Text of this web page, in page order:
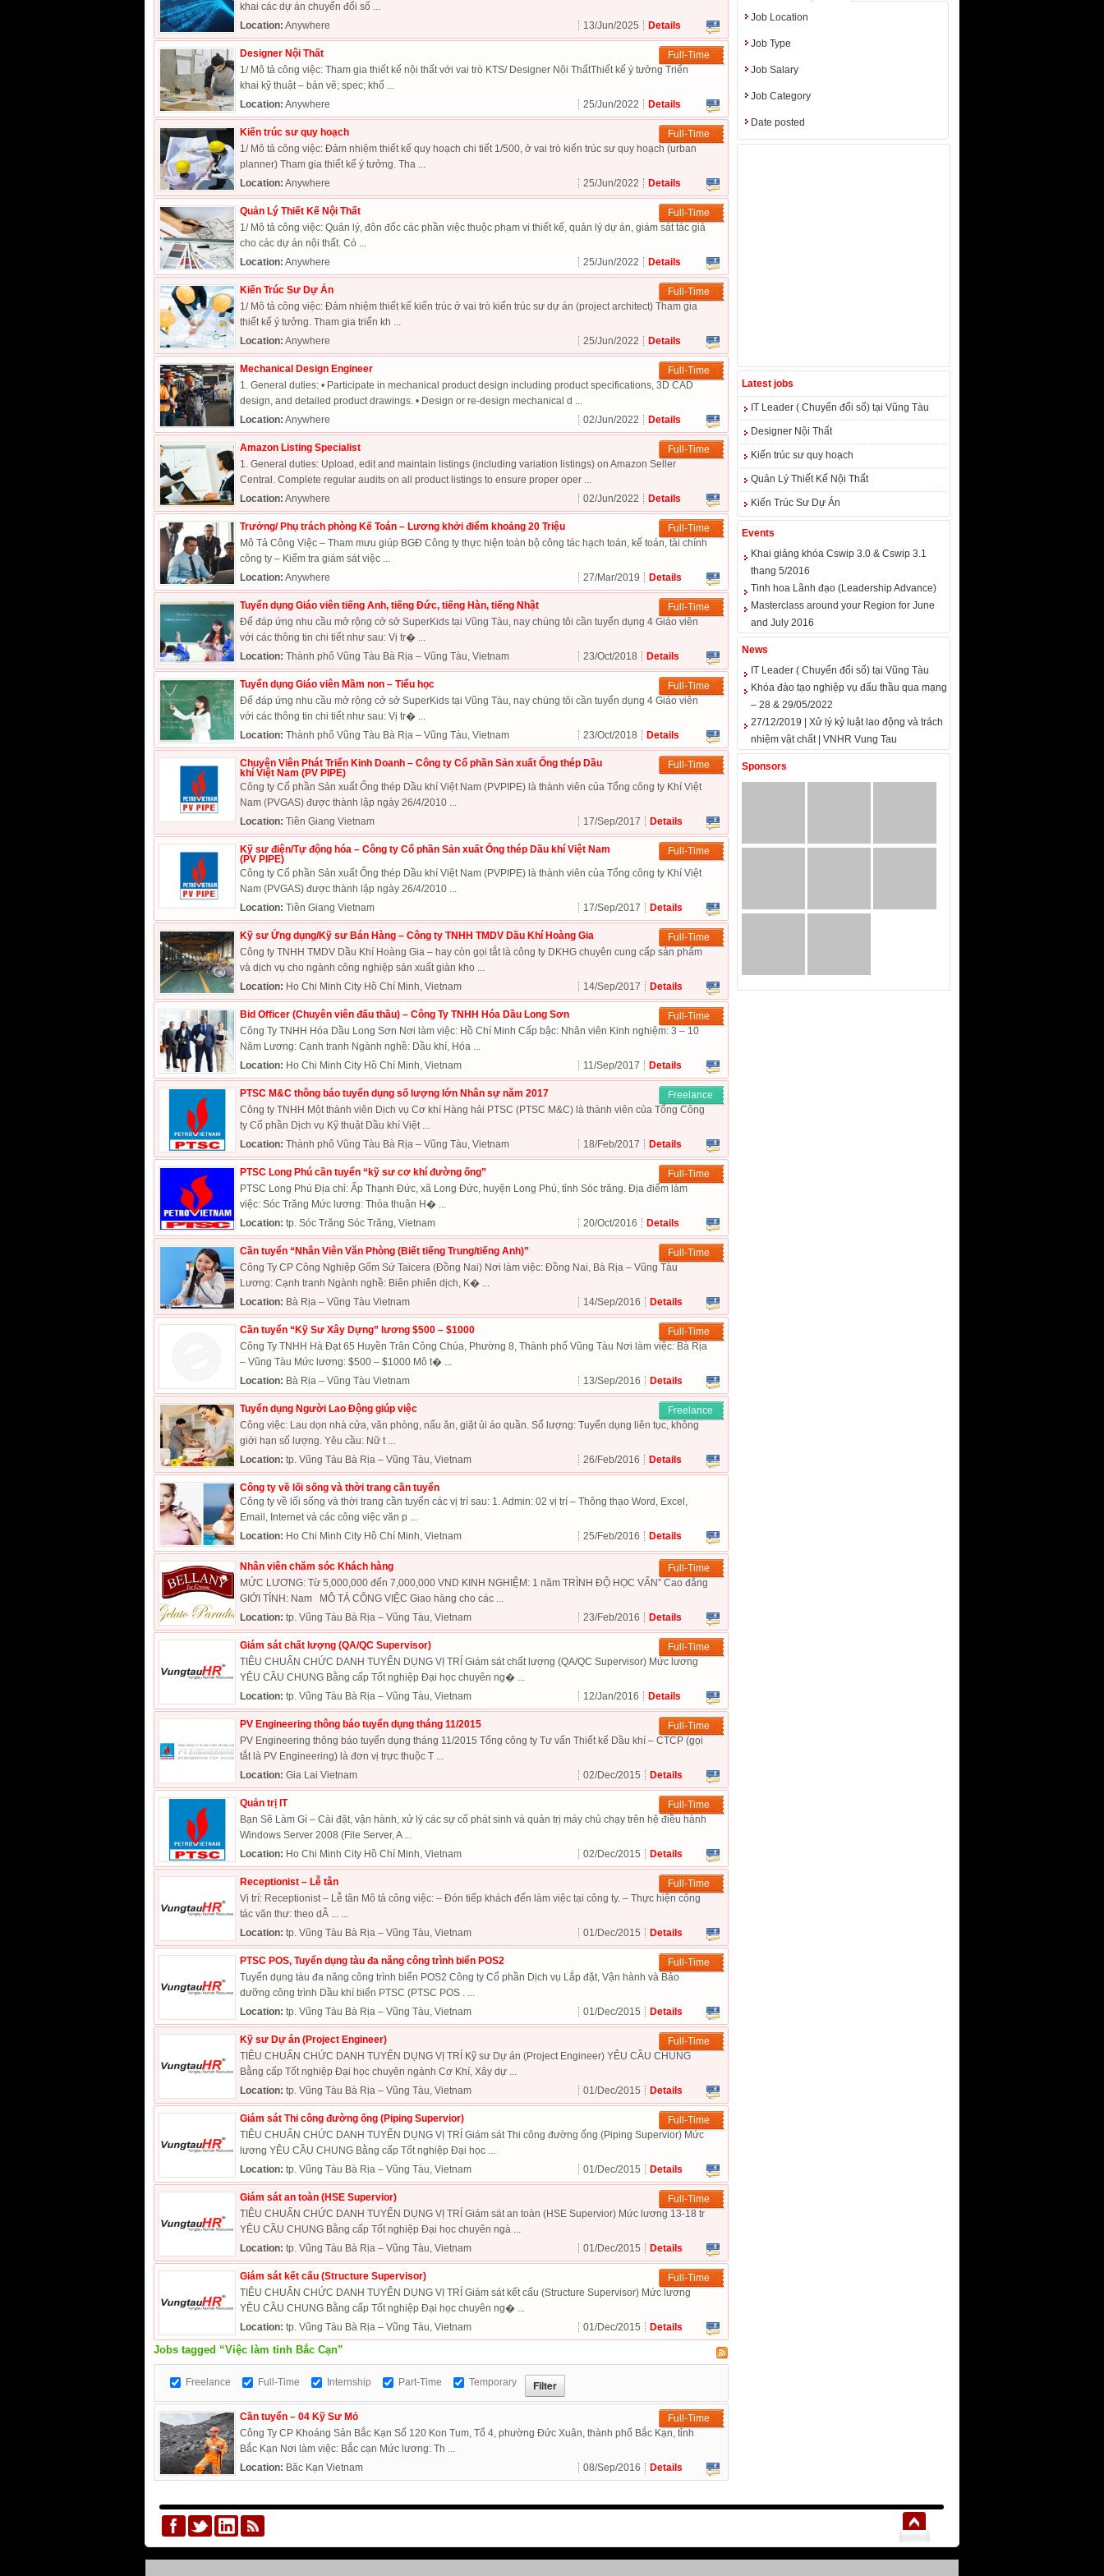
khai các dự án chuyển đổi số ...
Location: Anywhere 13/Jun/2025 Details
Designer Nội Thất
Full-Time
1/ Mô tả công việc: Tham gia thiết kế nội thất với vai trò KTS/ Designer Nội ThấtThiết kế ý tưởng Triển
khai kỹ thuật – bản vẽ; spec; khố ...
Location: Anywhere 25/Jun/2022 Details
Kiến trúc sư quy hoạch
Full-Time
1/ Mô tả công việc: Đảm nhiệm thiết kế quy hoạch chi tiết 1/500, ở vai trò kiến trúc sư quy hoạch (urban
planner) Tham gia thiết kế ý tưởng. Tha ...
Location: Anywhere 25/Jun/2022 Details
Quản Lý Thiết Kế Nội Thất
Full-Time
1/ Mô tả công việc: Quản lý, đôn đốc các phần việc thuộc phạm vi thiết kế, quản lý dự án, giám sát tác giả
cho các dự án nội thất. Có ...
Location: Anywhere 25/Jun/2022 Details
Kiến Trúc Sư Dự Án
Full-Time
1/ Mô tả công việc: Đảm nhiệm thiết kế kiến trúc ở vai trò kiến trúc sư dự án (project architect) Tham gia
thiết kế ý tưởng. Tham gia triển kh ...
Location: Anywhere 25/Jun/2022 Details
Mechanical Design Engineer
Full-Time
1. General duties: • Participate in mechanical product design including product specifications, 3D CAD
design, and detailed product drawings. • Design or re-design mechanical d ...
Location: Anywhere 02/Jun/2022 Details
Amazon Listing Specialist
Full-Time
1. General duties: Upload, edit and maintain listings (including variation listings) on Amazon Seller
Central. Complete regular audits on all product listings to ensure proper oper ...
Location: Anywhere 02/Jun/2022 Details
Trưởng/ Phụ trách phòng Kế Toán – Lương khởi điểm khoảng 20 Triệu
Full-Time
Mô Tả Công Việc – Tham mưu giúp BGĐ Công ty thực hiện toàn bộ công tác hạch toán, kế toán, tài chính
công ty – Kiểm tra giám sát việc ...
Location: Anywhere 27/Mar/2019 Details
Tuyển dụng Giáo viên tiếng Anh, tiếng Đức, tiếng Hàn, tiếng Nhật
Full-Time
Để đáp ứng nhu cầu mở rộng cở sở SuperKids tại Vũng Tàu, nay chúng tôi cần tuyển dụng 4 Giáo viên
với các thông tin chi tiết như sau: Vị tr� ...
Location: Thành phố Vũng Tàu Bà Rịa – Vũng Tàu, Vietnam 23/Oct/2018 Details
Tuyển dụng Giáo viên Mầm non – Tiểu học
Full-Time
Để đáp ứng nhu cầu mở rộng cở sở SuperKids tại Vũng Tàu, nay chúng tôi cần tuyển dụng 4 Giáo viên
với các thông tin chi tiết như sau: Vị tr� ...
Location: Thành phố Vũng Tàu Bà Rịa – Vũng Tàu, Vietnam 23/Oct/2018 Details
Chuyên Viên Phát Triển Kinh Doanh – Công ty Cổ phần Sản xuất Ống thép Dầu
khí Việt Nam (PV PIPE)
Full-Time
Công ty Cổ phần Sản xuất Ống thép Dầu khí Việt Nam (PVPIPE) là thành viên của Tổng công ty Khí Việt
Nam (PVGAS) được thành lập ngày 26/4/2010 ...
Location: Tiền Giang Vietnam 17/Sep/2017 Details
Kỹ sư điện/Tự động hóa – Công ty Cổ phần Sản xuất Ống thép Dầu khí Việt Nam
(PV PIPE)
Full-Time
Công ty Cổ phần Sản xuất Ống thép Dầu khí Việt Nam (PVPIPE) là thành viên của Tổng công ty Khí Việt
Nam (PVGAS) được thành lập ngày 26/4/2010 ...
Location: Tiền Giang Vietnam 17/Sep/2017 Details
Kỹ sư Ứng dụng/Kỹ sư Bán Hàng – Công ty TNHH TMDV Dầu Khí Hoàng Gia
Full-Time
Công ty TNHH TMDV Dầu Khí Hoàng Gia – hay còn gọi tắt là công ty DKHG chuyên cung cấp sản phẩm
và dịch vụ cho ngành công nghiệp sản xuất giàn kho ...
Location: Ho Chi Minh City Hồ Chí Minh, Vietnam 14/Sep/2017 Details
Bid Officer (Chuyên viên đấu thầu) – Công Ty TNHH Hóa Dầu Long Sơn
Full-Time
Công Ty TNHH Hóa Dầu Long Sơn Nơi làm việc: Hồ Chí Minh Cấp bậc: Nhân viên Kinh nghiệm: 3 – 10
Năm Lương: Cạnh tranh Ngành nghề: Dầu khí, Hóa ...
Location: Ho Chi Minh City Hồ Chí Minh, Vietnam 11/Sep/2017 Details
PTSC M&C thông báo tuyển dụng số lượng lớn Nhân sự năm 2017
Freelance
Công ty TNHH Một thành viên Dịch vụ Cơ khí Hàng hải PTSC (PTSC M&C) là thành viên của Tổng Công
ty Cổ phần Dịch vụ Kỹ thuật Dầu khí Việt ...
Location: Thành phố Vũng Tàu Bà Rịa – Vũng Tàu, Vietnam 18/Feb/2017 Details
PTSC Long Phú cần tuyển “kỹ sư cơ khí đường ống”
Full-Time
PTSC Long Phú Địa chỉ: Ấp Thạnh Đức, xã Long Đức, huyện Long Phú, tỉnh Sóc trăng. Địa điểm làm
việc: Sóc Trăng Mức lương: Thỏa thuận H� ...
Location: tp. Sóc Trăng Sóc Trăng, Vietnam 20/Oct/2016 Details
Cần tuyển “Nhân Viên Văn Phòng (Biết tiếng Trung/tiếng Anh)”
Full-Time
Công Ty CP Công Nghiệp Gốm Sứ Taicera (Đồng Nai) Nơi làm việc: Đồng Nai, Bà Rịa – Vũng Tàu
Lương: Cạnh tranh Ngành nghề: Biên phiên dịch, K� ...
Location: Bà Rịa – Vũng Tàu Vietnam 14/Sep/2016 Details
Cần tuyển “Kỹ Sư Xây Dựng” lương $500 – $1000
Full-Time
Công Ty TNHH Hà Đạt 65 Huyền Trân Công Chúa, Phường 8, Thành phố Vũng Tàu Nơi làm việc: Bà Rịa
– Vũng Tàu Mức lương: $500 – $1000 Mô t� ...
Location: Bà Rịa – Vũng Tàu Vietnam 13/Sep/2016 Details
Tuyển dụng Người Lao Động giúp việc
Freelance
Công việc: Lau dọn nhà cửa, văn phòng, nấu ăn, giặt ủi áo quần. Số lượng: Tuyển dụng liên tục, không
giới hạn số lượng. Yêu cầu: Nữ t ...
Location: tp. Vũng Tàu Bà Rịa – Vũng Tàu, Vietnam 26/Feb/2016 Details
Công ty về lối sống và thời trang cần tuyển
Công ty về lối sống và thời trang cần tuyển các vị trí sau: 1. Admin: 02 vị trí – Thông thạo Word, Excel,
Email, Internet và các công việc văn p ...
Location: Ho Chi Minh City Hồ Chí Minh, Vietnam 25/Feb/2016 Details
Nhân viên chăm sóc Khách hàng
Full-Time
MỨC LƯƠNG: Từ 5,000,000 đến 7,000,000 VND KINH NGHIỆM: 1 năm TRÌNH ĐỘ HỌC VẤN” Cao đẳng
GIỚI TÍNH: Nam MÔ TẢ CÔNG VIỆC Giao hàng cho các ...
Location: tp. Vũng Tàu Bà Rịa – Vũng Tàu, Vietnam 23/Feb/2016 Details
Giám sát chất lượng (QA/QC Supervisor)
Full-Time
TIÊU CHUẨN CHỨC DANH TUYỂN DỤNG VỊ TRÍ Giám sát chất lượng (QA/QC Supervisor) Mức lương
YÊU CẦU CHUNG Bằng cấp Tốt nghiệp Đại học chuyên ng� ...
Location: tp. Vũng Tàu Bà Rịa – Vũng Tàu, Vietnam 12/Jan/2016 Details
PV Engineering thông báo tuyển dụng tháng 11/2015
Full-Time
PV Engineering thông báo tuyển dụng tháng 11/2015 Tổng công ty Tư vấn Thiết kế Dầu khí – CTCP (gọi
tắt là PV Engineering) là đơn vị trực thuộc T ...
Location: Gia Lai Vietnam 02/Dec/2015 Details
Quản trị IT
Full-Time
Bạn Sẽ Làm Gì – Cài đặt, vận hành, xử lý các sự cố phát sinh và quản trị máy chủ chạy trên hệ điều hành
Windows Server 2008 (File Server, A ...
Location: Ho Chi Minh City Hồ Chí Minh, Vietnam 02/Dec/2015 Details
Receptionist – Lễ tân
Full-Time
Vị trí: Receptionist – Lễ tân Mô tả công việc: – Đón tiếp khách đến làm việc tại công ty. – Thực hiện công
tác văn thư: theo dÃ ... ...
Location: tp. Vũng Tàu Bà Rịa – Vũng Tàu, Vietnam 01/Dec/2015 Details
PTSC POS, Tuyển dụng tàu đa năng công trình biển POS2
Full-Time
Tuyển dụng tàu đa năng công trình biển POS2 Công ty Cổ phần Dịch vụ Lắp đặt, Vận hành và Bảo
dưỡng công trình Dầu khí biển PTSC (PTSC POS . ...
Location: tp. Vũng Tàu Bà Rịa – Vũng Tàu, Vietnam 01/Dec/2015 Details
Kỹ sư Dự án (Project Engineer)
Full-Time
TIÊU CHUẨN CHỨC DANH TUYỂN DỤNG VỊ TRÍ Kỹ sư Dự án (Project Engineer) YÊU CẦU CHUNG
Bằng cấp Tốt nghiệp Đại học chuyên ngành Cơ Khí, Xây dự ...
Location: tp. Vũng Tàu Bà Rịa – Vũng Tàu, Vietnam 01/Dec/2015 Details
Giám sát Thi công đường ống (Piping Supervior)
Full-Time
TIÊU CHUẨN CHỨC DANH TUYỂN DỤNG VỊ TRÍ Giám sát Thi công đường ống (Piping Supervior) Mức
lương YÊU CẦU CHUNG Bằng cấp Tốt nghiệp Đại học ...
Location: tp. Vũng Tàu Bà Rịa – Vũng Tàu, Vietnam 01/Dec/2015 Details
Giám sát an toàn (HSE Supervior)
Full-Time
TIÊU CHUẨN CHỨC DANH TUYỂN DỤNG VỊ TRÍ Giám sát an toàn (HSE Supervior) Mức lương 13-18 tr
YÊU CẦU CHUNG Bằng cấp Tốt nghiệp Đại học chuyên ngà ...
Location: tp. Vũng Tàu Bà Rịa – Vũng Tàu, Vietnam 01/Dec/2015 Details
Giám sát kết cấu (Structure Supervisor)
Full-Time
TIÊU CHUẨN CHỨC DANH TUYỂN DỤNG VỊ TRÍ Giám sát kết cấu (Structure Supervisor) Mức lương
YÊU CẦU CHUNG Bằng cấp Tốt nghiệp Đại học chuyên ng� ...
Location: tp. Vũng Tàu Bà Rịa – Vũng Tàu, Vietnam 01/Dec/2015 Details
Jobs tagged “Việc làm tỉnh Bắc Cạn”
Freelance Full-Time Internship Part-Time Temporary
Cần tuyển – 04 Kỹ Sư Mỏ
Full-Time
Công Ty CP Khoáng Sản Bắc Kạn Số 120 Kon Tum, Tổ 4, phường Đức Xuân, thành phố Bắc Kạn, tỉnh
Bắc Kạn Nơi làm việc: Bắc cạn Mức lương: Th ...
Location: Bắc Kạn Vietnam 08/Sep/2016 Details
Job Location
Job Type
Job Salary
Job Category
Date posted
Latest jobs
IT Leader ( Chuyển đổi số) tại Vũng Tàu
Designer Nội Thất
Kiến trúc sư quy hoạch
Quản Lý Thiết Kế Nội Thất
Kiến Trúc Sư Dự Án
Events
Khai giảng khóa Cswip 3.0 & Cswip 3.1
thang 5/2016
Tinh hoa Lãnh đạo (Leadership Advance)
Masterclass around your Region for June
and July 2016
News
IT Leader ( Chuyển đổi số) tại Vũng Tàu
Khóa đào tạo nghiệp vụ đấu thầu qua mạng
– 28 & 29/05/2022
27/12/2019 | Xử lý kỷ luật lao động và trách
nhiệm vật chất | VNHR Vung Tau
Sponsors